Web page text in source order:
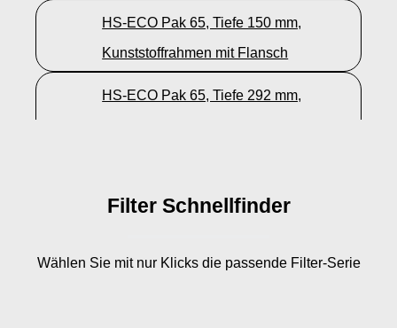
HS-ECO Pak 65, Tiefe 150 mm,
Kunststoffrahmen mit Flansch
HS-ECO Pak 65, Tiefe 292 mm,
Filter Schnellfinder
Wählen Sie mit nur Klicks die passende Filter-Serie